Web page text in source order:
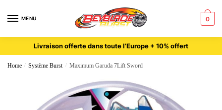
MENU 0
Livraison offerte dans toute l’Europe + 10% offert
Home / Système Burst / Maximum Garuda 7Lift Sword